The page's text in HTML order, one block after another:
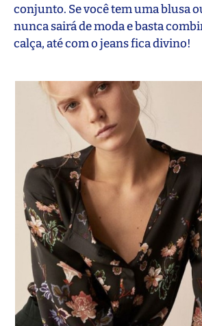
conjunto. Se você tem uma blusa
nunca sairá de moda e basta
calça, até com o jeans fica divino!